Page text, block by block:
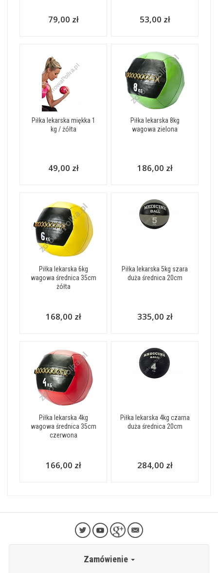
79,00 zł 53,00 zł
Piłka lekarska miękka 1
kg / żółta
49,00 zł
Piłka lekarska 8kg
wagowa zielona
186,00 zł
Piłka lekarska 6kg
wagowa średnica 35cm
żółta
168,00 zł
Piłka lekarska 5kg szara
duża średnica 20cm
335,00 zł
Piłka lekarska 4kg
wagowa średnica 35cm
czerwona
166,00 zł
Piłka lekarska 4kg czarna
duża średnica 20cm
284,00 zł
Zamówienie